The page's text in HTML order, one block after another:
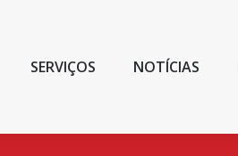
SERVIÇOS NOTÍCIAS